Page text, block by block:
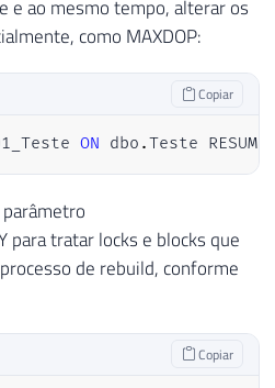
e ao mesmo tempo, alterar os
como MAXDOP:
Copiar
ON dbo .Teste
para tratar locks e blocks que
de rebuild, conforme
Copiar